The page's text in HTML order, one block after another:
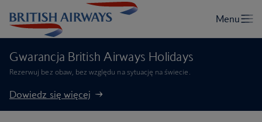
Gwarancja British Airways Holidays
Rezerwuj bez obaw, bez względu na sytuację na świecie.
Dowiedz się więcej